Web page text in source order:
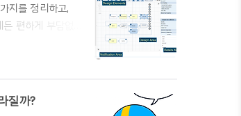
지를 정리하고,
편하게 부담없
한 내용이 있으시
의 :
포테크(주)의
..
질까?